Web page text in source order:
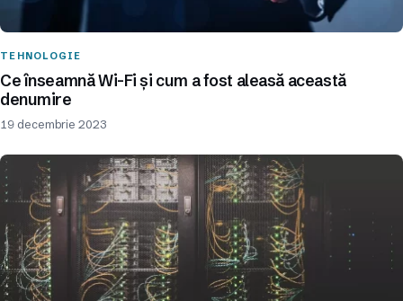
TEHNOLOGIE
Ce înseamnă Wi-Fi și cum a fost aleasă această
denumire
19 decembrie 2023